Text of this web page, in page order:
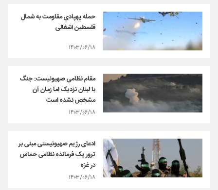
حمله پهپادی مقاومت به شمال
فلسطین اشغالی
۱۴۰۳/۰۶/۱۸
مقام نظامی صهیونیست: جنگ
با لبنان نزدیک اما زمان آن
مشخص نشده است
۱۴۰۳/۰۶/۱۸
ادعای رژیم صهیونیستی مبنی بر
ترور یک فرمانده نظامی حماس
در غزه
۱۴۰۳/۰۶/۱۸